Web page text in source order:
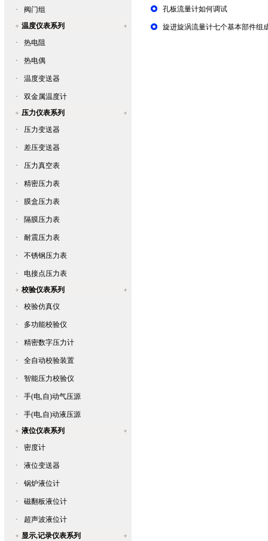
·
阀门组
温度仪表系列
·
热电阻
· 热电偶
· 温度变送器
·
双金属温度计
压力仪表系列
·
压力变送器
· 差压变送器
· 压力真空表
· 精密压力表
· 膜盒压力表
· 隔膜压力表
· 耐震压力表
· 不锈钢压力表
·
电接点压力表
校验仪表系列
·
校验仿真仪
· 多功能校验仪
· 精密数字压力计
· 全自动校验装置
· 智能压力校验仪
· 手(电,自)动气压源
·
手(电,自)动液压源
液位仪表系列
·
密度计
· 液位变送器
· 锅炉液位计
· 磁翻板液位计
·
超声波液位计
显示,记录仪表系列
孔板流量计如何调试
旋进旋涡流量计七个基本部件组